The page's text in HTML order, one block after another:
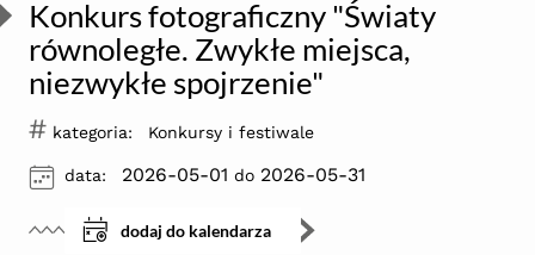
Konkurs fotograficzny "Światy
równoległe. Zwykłe miejsca,
niezwykłe spojrzenie"
dodaj do kalendarza
# kategoria: Konkursy i festiwale
ikona
data: 2026-05-01 do 2026-05-31